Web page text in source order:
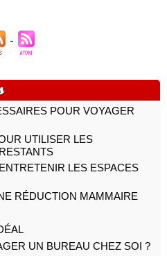
POUR VOYAGER
UTILISER LES
LES ESPACES
RÉDUCTION MAMMAIRE
UN BUREAU CHEZ SOI ?